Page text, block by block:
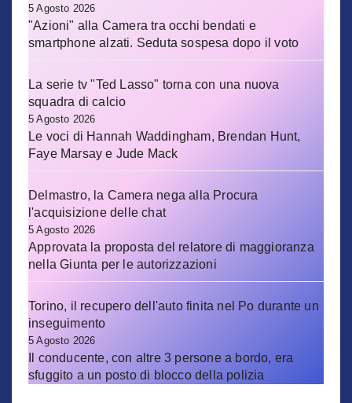
5 Agosto 2026
"Azioni" alla Camera tra occhi bendati e
smartphone alzati. Seduta sospesa dopo il voto
La serie tv "Ted Lasso" torna con una nuova
squadra di calcio
5 Agosto 2026
Le voci di Hannah Waddingham, Brendan Hunt,
Faye Marsay e Jude Mack
Delmastro, la Camera nega alla Procura
l'acquisizione delle chat
5 Agosto 2026
Approvata la proposta del relatore di maggioranza
nella Giunta per le autorizzazioni
Torino, il recupero dell'auto finita nel Po durante un
inseguimento
5 Agosto 2026
Il conducente, con altre 3 persone a bordo, era
sfuggito a un posto di blocco della polizia